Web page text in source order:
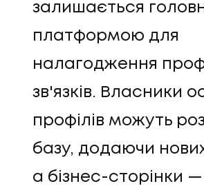
залишається
платформою для
налагодження
зв'язків. Власники
профілів можуть
базу, додаючи нових
а бізнес-сторінки —